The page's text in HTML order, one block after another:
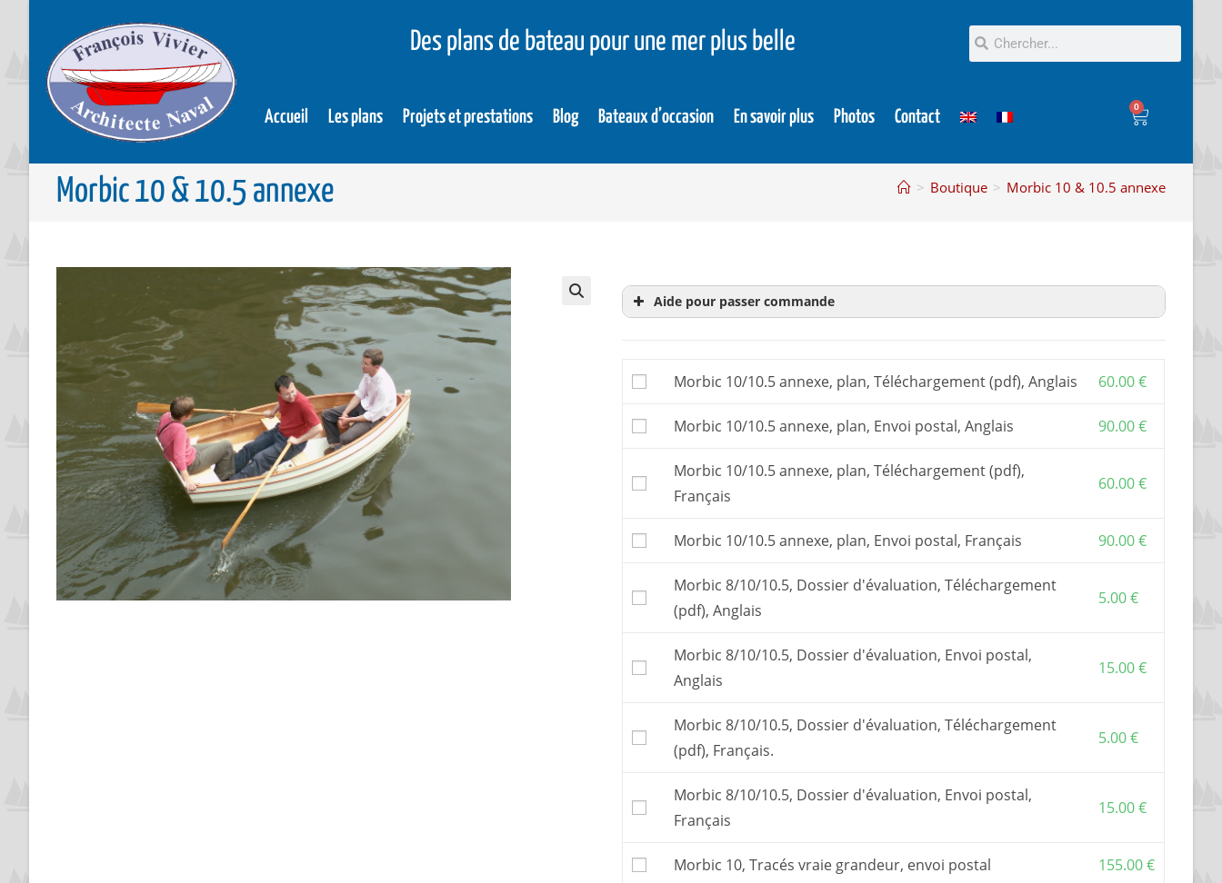
Des plans de bateau pour une mer plus belle
Accueil Les plans Projets et prestations Blog Bateaux d’occasion En savoir plus Photos Contact
0
Morbic 10 & 10.5 annexe > Boutique > Morbic 10 & 10.5 annexe
Aide pour passer commande
Le dossier d’évaluation porte sur toutes les versions, Morbic 8 et
Ledossier de construction, ou plan, est le document de base pour
Le dossier de plan est commun au Morbic 10 et Morbic 10.5.
Lestracés vraie grandeur
Il est aussi possible d’acheter un
(optionnel) auprès d’un de mes
partenaires.
affichés.
Morbic 10/10.5 annexe, plan, Téléchargement (pdf), Anglais 60.00€
Morbic 10/10.5 annexe, plan, Envoi postal, Anglais 90.00€
Morbic 10/10.5 annexe, plan, Téléchargement (pdf),
Français
60.00€
Morbic 10/10.5 annexe, plan, Envoi postal, Français 90.00€
Morbic 8/10/10.5, Dossier d'évaluation, Téléchargement
(pdf), Anglais
5.00€
Morbic 8/10/10.5, Dossier d'évaluation, Envoi postal,
Anglais
15.00€
Morbic 8/10/10.5, Dossier d'évaluation, Téléchargement
(pdf), Français.
5.00€
Morbic 8/10/10.5, Dossier d'évaluation, Envoi postal,
Français
15.00€
Morbic 10, Tracés vraie grandeur, envoi postal 155.00€